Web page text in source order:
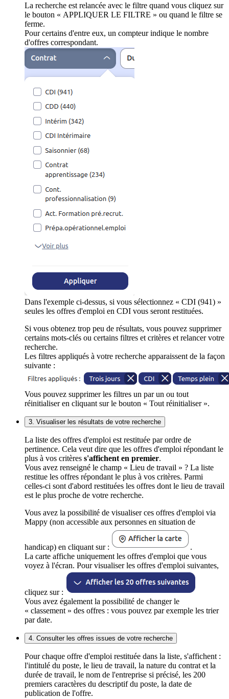
La recherche est relancée avec le filtre quand vous cliquez sur
le bouton « APPLIQUER LE FILTRE » ou quand le filtre se
ferme.
Pour certains d'entre eux, un compteur indique le nombre
d'offres correspondant.
Dans l'exemple ci-dessus, si vous sélectionnez « CDI (941) »
seules les offres d'emploi en CDI vous seront restituées.
Si vous obtenez trop peu de résultats, vous pouvez supprimer
certains mots-clés ou certains filtres et critères et relancer votre
recherche.
Les filtres appliqués à votre recherche apparaissent de la façon
suivante :
Vous pouvez supprimer les filtres un par un ou tout
réinitialiser en cliquant sur le bouton « Tout réinitialiser ».
3. Visualiser les résultats de votre recherche
La liste des offres d'emploi est restituée par ordre de
pertinence. Cela veut dire que les offres d'emploi répondant le
plus à vos critères s'affichent en premier.
Vous avez renseigné le champ « Lieu de travail » ? La liste
restitue les offres répondant le plus à vos critères. Parmi
celles-ci sont d'abord restituées les offres dont le lieu de travail
est le plus proche de votre recherche.
Vous avez la possibilité de visualiser ces offres d'emploi via
Mappy (non accessible aux personnes en situation de
handicap) en cliquant sur :
.
La carte affiche uniquement les offres d'emploi que vous
voyez à l'écran. Pour visualiser les offres d'emploi suivantes,
cliquez sur :
Vous avez également la possibilité de changer le
« classement » des offres : vous pouvez par exemple les trier
par date.
4. Consulter les offres issues de votre recherche
Pour chaque offre d'emploi restituée dans la liste, s'affichent :
l'intitulé du poste, le lieu de travail, la nature du contrat et la
durée de travail, le nom de l'entreprise si précisé, les 200
premiers caractères du descriptif du poste, la date de
publication de l'offre.